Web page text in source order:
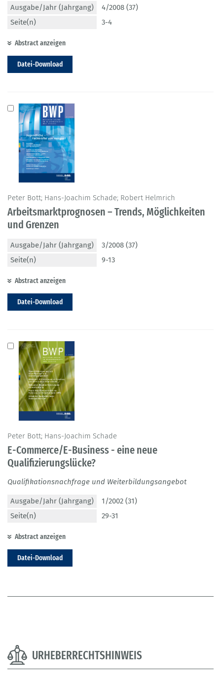
Ausgabe/Jahr (Jahrgang)
4/2008 (37)
Seite(n)
3-4
Abstract anzeigen
Datei-Download
Peter Bott; Hans-Joachim Schade; Robert Helmrich
Arbeitsmarktprognosen – Trends, Möglichkeiten
und Grenzen
Ausgabe/Jahr (Jahrgang)
3/2008 (37)
Seite(n)
9-13
Abstract anzeigen
Datei-Download
Peter Bott; Hans-Joachim Schade
E-Commerce/E-Business - eine neue
Qualifizierungslücke?
Qualifikationsnachfrage und Weiterbildungsangebot
Ausgabe/Jahr (Jahrgang)
1/2002 (31)
Seite(n)
29-31
Abstract anzeigen
Datei-Download
URHEBERRECHTSHINWEIS